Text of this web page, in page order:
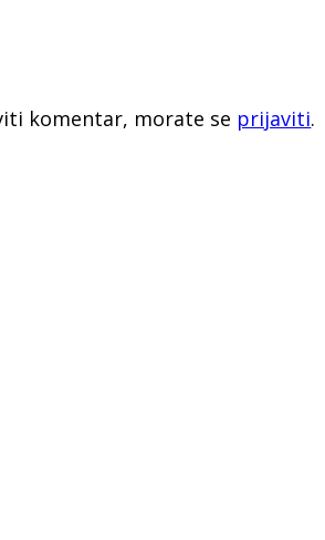
komentar, morate se prijaviti.